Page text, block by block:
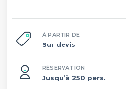
À PARTIR DE
Sur devis
RÉSERVATION
Jusqu’à 250 pers.